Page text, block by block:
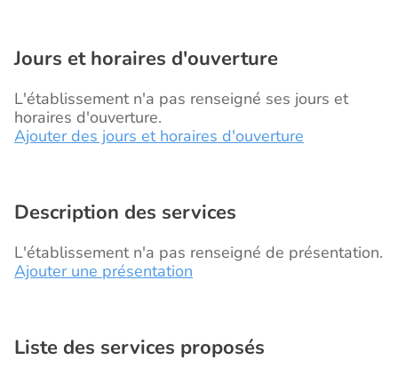
Jours et horaires d'ouverture
L'établissement n'a pas renseigné ses jours et
horaires d'ouverture.
Ajouter des jours et horaires d'ouverture
Description des services
L'établissement n'a pas renseigné de présentation.
Ajouter une présentation
Liste des services proposés